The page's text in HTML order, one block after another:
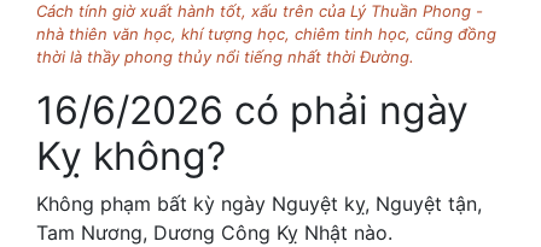
Cách tính giờ xuất hành tốt, xấu trên của Lý Thuần Phong -
nhà thiên văn học, khí tượng học, chiêm tinh học, cũng đồng
thời là thầy phong thủy nổi tiếng nhất thời Đường.
16/6/2026 có phải ngày
Kỵ không?
Không phạm bất kỳ ngày Nguyệt kỵ, Nguyệt tận,
Tam Nương, Dương Công Kỵ Nhật nào.